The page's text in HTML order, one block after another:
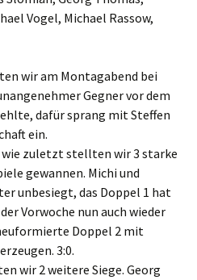
Vogel, Michael Rassow,
wir am Montagabend bei
Gegner vor dem
dafür sprang mit Steffen
ein.
zuletzt stellten wir 3 starke
gewannen. Michi und
unbesiegt, das Doppel 1 hat
Vorwoche nun auch wieder
Doppel 2 mit
3:0.
wir 2 weitere Siege. Georg